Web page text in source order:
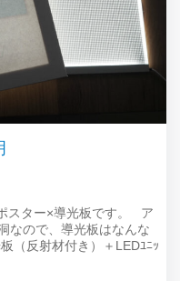
スター×導光板です。 ア
なので、導光板はなんな
（反射材付き）＋LEDﾕﾆｯ